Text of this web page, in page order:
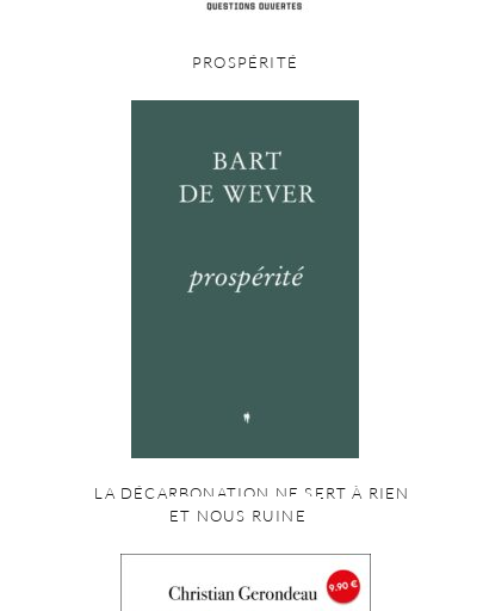
PROSPÉRITÉ
LA DÉCARBONATION NE SERT À RIEN
ET NOUS RUINE